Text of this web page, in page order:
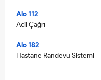
Alo 112
Acil Çağrı
Alo 182
Hastane Randevu Sistemi